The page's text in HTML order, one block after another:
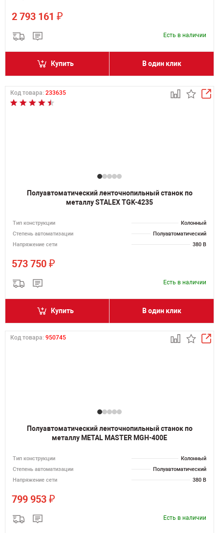
2 793 161 ₽
Есть в наличии
Купить В один клик
Код товара: 233635
Полуавтоматический ленточнопильный станок по
металлу STALEX TGK-4235
Тип конструкции
Колонный
Степень автоматизации
Полуавтоматический
Напряжение сети
380 В
573 750 ₽
Есть в наличии
Купить В один клик
Код товара: 950745
Полуавтоматический ленточнопильный станок по
металлу METAL MASTER MGH-400E
Тип конструкции
Колонный
Степень автоматизации
Полуавтоматический
Напряжение сети
380 В
799 953 ₽
Есть в наличии